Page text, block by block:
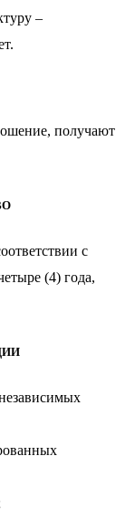
–
получают
с
(4) года,